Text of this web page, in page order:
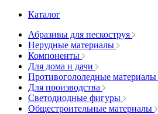
Каталог
Абразивы для пескоструя
Нерудные материалы
Компоненты
Для дома и дачи
Противогололедные материалы
Для производства
Светодиодные фигуры
Общестроительные материалы